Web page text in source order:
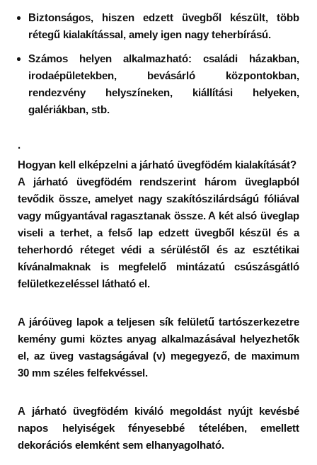
Biztonságos, hiszen edzett üvegből készült, több
rétegű kialakítással, amely igen nagy teherbírású.
Számos helyen alkalmazható: családi házakban,
irodaépületekben, bevásárló központokban,
rendezvény helyszíneken, kiállítási helyeken,
galériákban, stb.
·
Hogyan kell elképzelni a járható üvegfödém kialakítását?
A járható üvegfödém rendszerint három üveglapból
tevődik össze, amelyet nagy szakítószilárdságú fóliával
vagy műgyantával ragasztanak össze. A két alsó üveglap
viseli a terhet, a felső lap edzett üvegből készül és a
teherhordó réteget védi a sérüléstől és az esztétikai
kívánalmaknak is megfelelő mintázatú csúszásgátló
felületkezeléssel látható el.
A járóüveg lapok a teljesen sík felületű tartószerkezetre
kemény gumi köztes anyag alkalmazásával helyezhetők
el, az üveg vastagságával (v) megegyező, de maximum
30 mm széles felfekvéssel.
A járható üvegfödém kiváló megoldást nyújt kevésbé
napos helyiségek fényesebbé tételében, emellett
dekorációs elemként sem elhanyagolható.